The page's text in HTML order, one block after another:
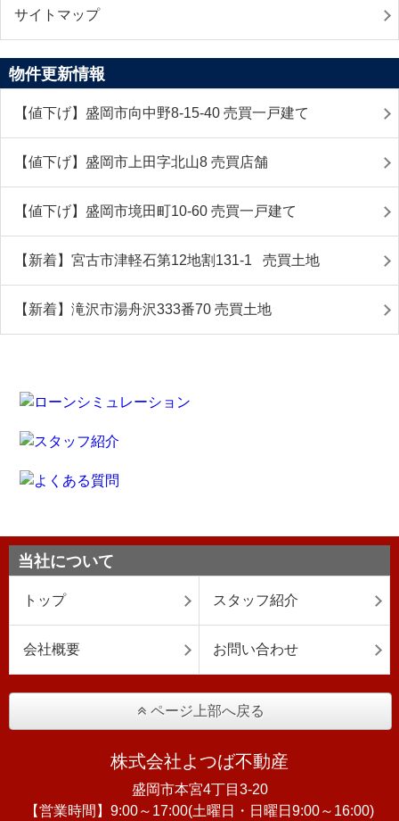
サイトマップ
物件更新情報
【値下げ】盛岡市向中野8-15-40 売買一戸建て
【値下げ】盛岡市上田字北山8 売買店舗
【値下げ】盛岡市境田町10-60 売買一戸建て
【新着】宮古市津軽石第12地割131-1 売買土地
【新着】滝沢市湯舟沢333番70 売買土地
当社について
トップ スタッフ紹介
会社概要 お問い合わせ
ページ上部へ戻る
株式会社よつば不動産
盛岡市本宮4丁目3-20
【営業時間】9:00～17:00(土曜日・日曜日9:00～16:00)